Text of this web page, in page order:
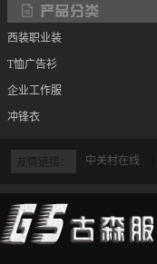
西装职业装
T恤广告衫
企业工作服
冲锋衣
友情链接： 中关村在线